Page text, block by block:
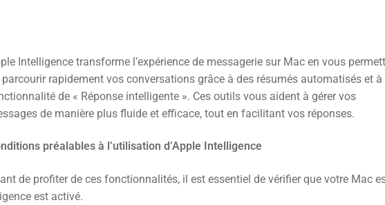
Intelligence transforme l’expérience de messagerie sur Mac en vous
parcourir rapidement vos conversations grâce à des résumés automatisés et à
de « Réponse intelligente ». Ces outils vous aident à gérer vos
de manière plus fluide et efficace, tout en facilitant vos réponses.
préalables à l’utilisation d’Apple Intelligence
de profiter de ces fonctionnalités, il est essentiel de vérifier que votre Mac
est activé.